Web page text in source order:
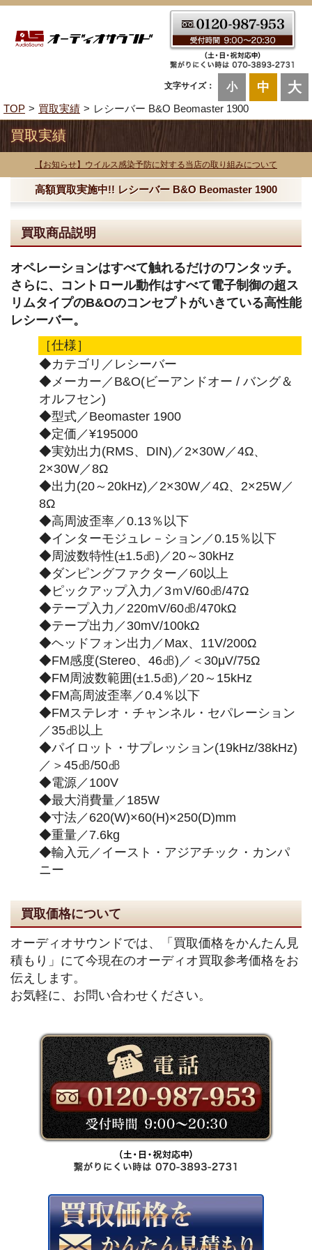
文字サイズ： 小 中 大
TOP 買取実績 レシーバー B&O Beomaster 1900
買取実績
【お知らせ】ウイルス感染予防に対する当店の取り組みについて
高額買取実施中!! レシーバー B&O Beomaster 1900
買取商品説明
オペレーションはすべて触れるだけのワンタッチ。
さらに、コントロール動作はすべて電子制御の超ス
リムタイプのB&Oのコンセプトがいきている高性能
レシーバー。
［仕様］
◆カテゴリ／レシーバー
◆メーカー／B&O(ビーアンドオー / バング＆
オルフセン)
◆型式／Beomaster 1900
◆定価／¥195000
◆実効出力(RMS、DIN)／2×30W／4Ω、
2×30W／8Ω
◆出力(20～20kHz)／2×30W／4Ω、2×25W／
8Ω
◆高周波歪率／0.13％以下
◆インターモジュレ－ション／0.15％以下
◆周波数特性(±1.5㏈)／20～30kHz
◆ダンピングファクター／60以上
◆ピックアップ入力／3ｍV/60㏈/47Ω
◆テープ入力／220mV/60㏈/470kΩ
◆テープ出力／30mV/100kΩ
◆ヘッドフォン出力／Max、11V/200Ω
◆FM感度(Stereo、46㏈)／＜30μV/75Ω
◆FM周波数範囲(±1.5㏈)／20～15kHz
◆FM高周波歪率／0.4％以下
◆FMステレオ・チャンネル・セパレーション
／35㏈以上
◆パイロット・サプレッション(19kHz/38kHz)
／＞45㏈/50㏈
◆電源／100V
◆最大消費量／185W
◆寸法／620(W)×60(H)×250(D)mm
◆重量／7.6kg
◆輸入元／イースト・アジアチック・カンパ
ニー
買取価格について
オーディオサウンドでは、「買取価格をかんたん見
積もり」にて今現在のオーディオ買取参考価格をお
伝えします。
お気軽に、お問い合わせください。